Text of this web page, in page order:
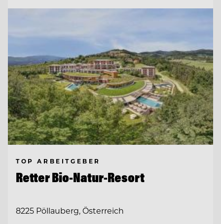
TOP ARBEITGEBER
Retter Bio-Natur-Resort
8225 Pöllauberg, Österreich